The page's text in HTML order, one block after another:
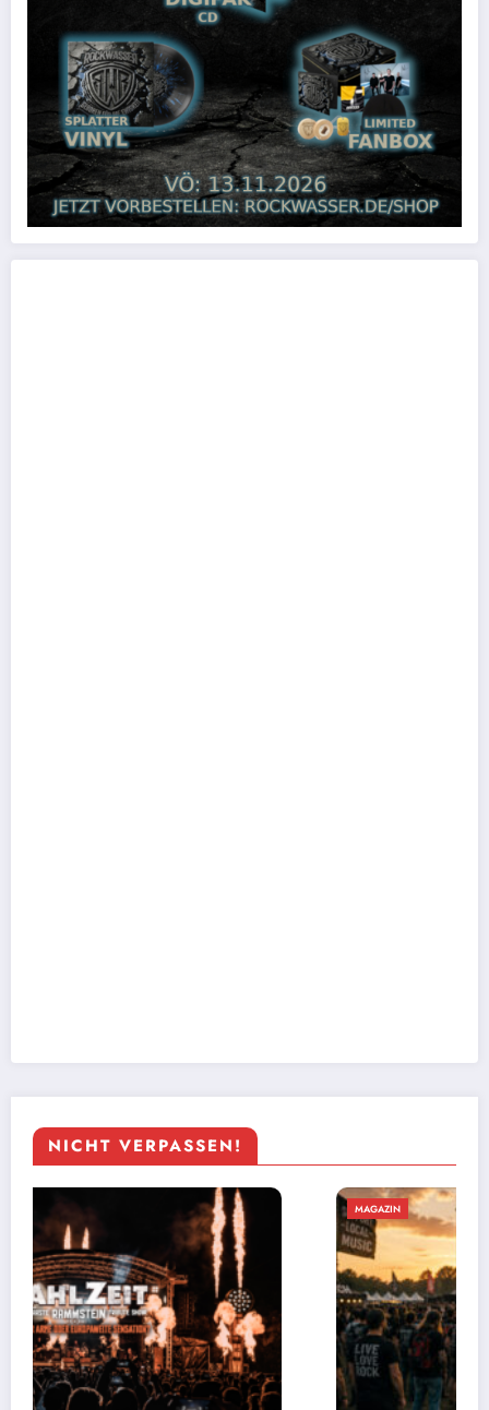
NICHT VERPASSEN!
MAGAZIN